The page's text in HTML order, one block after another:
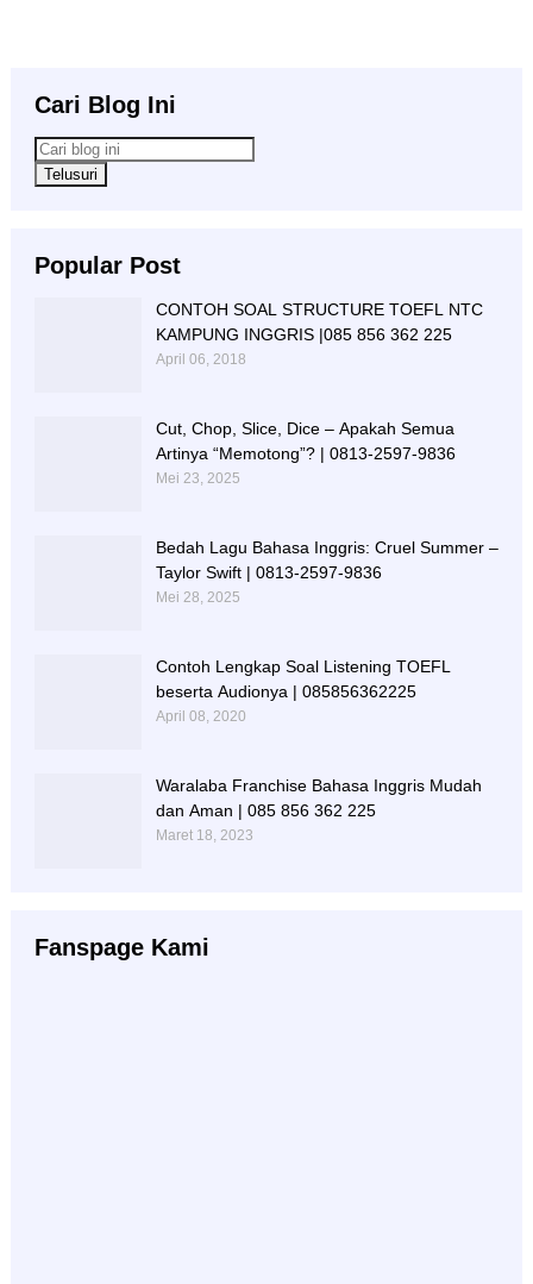
Cari Blog Ini
Popular Post
CONTOH SOAL STRUCTURE TOEFL NTC
KAMPUNG INGGRIS |085 856 362 225
April 06, 2018
Cut, Chop, Slice, Dice – Apakah Semua
Artinya “Memotong”? | 0813-2597-9836
Mei 23, 2025
Bedah Lagu Bahasa Inggris: Cruel Summer –
Taylor Swift | 0813-2597-9836
Mei 28, 2025
Contoh Lengkap Soal Listening TOEFL
beserta Audionya | 085856362225
April 08, 2020
Waralaba Franchise Bahasa Inggris Mudah
dan Aman | 085 856 362 225
Maret 18, 2023
Fanspage Kami